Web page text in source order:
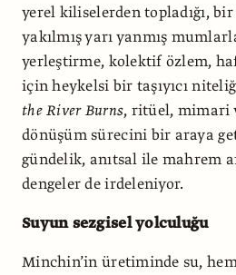
yerel kiliselerden topladığı,
yakılmış yarı yanmış
yerleştirme, kolektif özlem,
için heykelsi bir taşıyıcı
the River Burns, ritüel, mimari
dönüşüm sürecini bir araya
gündelik, anıtsal ile mahrem
dengeler de irdeleniyor.
Suyun sezgisel yolculuğu
Minchin’in üretiminde su,